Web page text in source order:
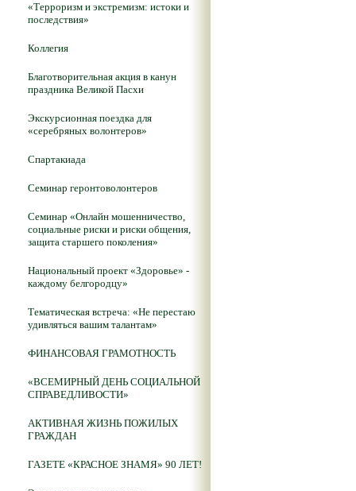
«Терроризм и экстремизм: истоки и
последствия»
Коллегия
Благотворительная акция в канун
праздника Великой Пасхи
Экскурсионная поездка для
«серебряных волонтеров»
Спартакиада
Семинар геронтоволонтеров
Семинар «Онлайн мошенничество,
социальные риски и риски общения,
защита старшего поколения»
Национальный проект «Здоровье» -
каждому белгородцу»
Тематическая встреча: «Не перестаю
удивляться вашим талантам»
ФИНАНСОВАЯ ГРАМОТНОСТЬ
«ВСЕМИРНЫЙ ДЕНЬ СОЦИАЛЬНОЙ
СПРАВЕДЛИВОСТИ»
АКТИВНАЯ ЖИЗНЬ ПОЖИЛЫХ
ГРАЖДАН
ГАЗЕТЕ «КРАСНОЕ ЗНАМЯ» 90 ЛЕТ!